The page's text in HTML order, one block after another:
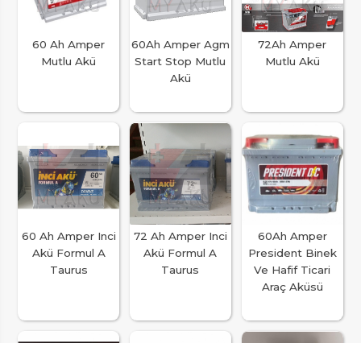
60 Ah Amper
Mutlu Akü
60Ah Amper Agm
Start Stop Mutlu
Akü
72Ah Amper
Mutlu Akü
60 Ah Amper Inci
Akü Formul A
Taurus
72 Ah Amper Inci
Akü Formul A
Taurus
60Ah Amper
President Binek
Ve Hafif Ticari
Araç Aküsü